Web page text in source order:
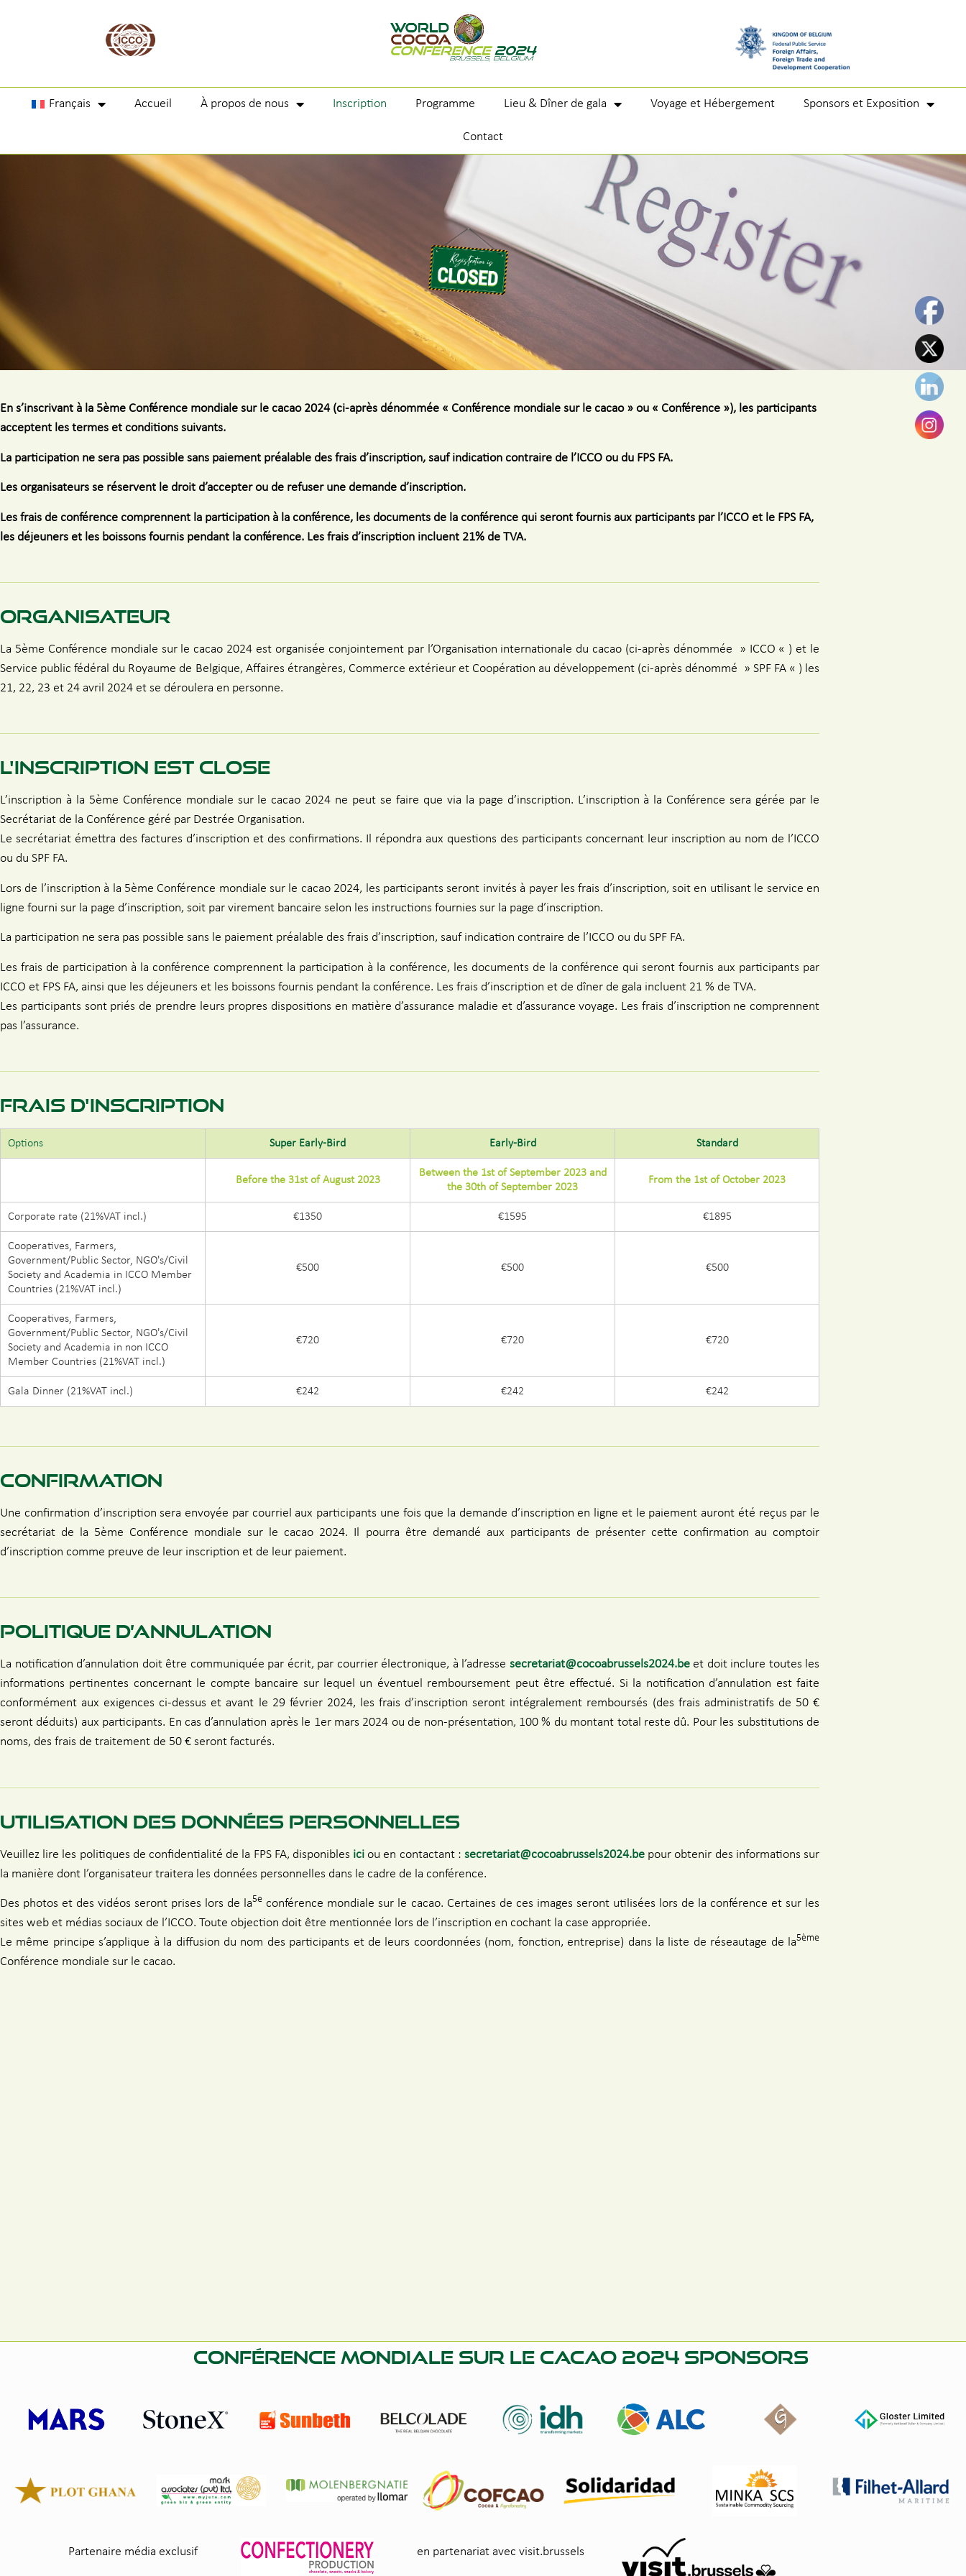
Français Accueil À propos de nous Inscription Programme Lieu & Dîner de gala Voyage et Hébergement Sponsors et Exposition
Contact
En s’inscrivant à la 5ème Conférence mondiale sur le cacao 2024 (ci-après dénommée « Conférence mondiale sur le cacao » ou « Conférence »), les participants
acceptent les termes et conditions suivants.
La participation ne sera pas possible sans paiement préalable des frais d’inscription, sauf indication contraire de l’ICCO ou du FPS FA.
Les organisateurs se réservent le droit d’accepter ou de refuser une demande d’inscription.
Les frais de conférence comprennent la participation à la conférence, les documents de la conférence qui seront fournis aux participants par l’ICCO et le FPS FA,
les déjeuners et les boissons fournis pendant la conférence. Les frais d’inscription incluent 21% de TVA.
ORGANISATEUR
La 5ème Conférence mondiale sur le cacao 2024 est organisée conjointement par l’Organisation internationale du cacao (ci-après dénommée » ICCO « ) et le
Service public fédéral du Royaume de Belgique, Affaires étrangères, Commerce extérieur et Coopération au développement (ci-après dénommé » SPF FA « ) les
21, 22, 23 et 24 avril 2024 et se déroulera en personne.
L'INSCRIPTION EST CLOSE
L’inscription à la 5ème Conférence mondiale sur le cacao 2024 ne peut se faire que via la page d’inscription. L’inscription à la Conférence sera gérée par le
Secrétariat de la Conférence géré par Destrée Organisation.
Le secrétariat émettra des factures d’inscription et des confirmations. Il répondra aux questions des participants concernant leur inscription au nom de l’ICCO
ou du SPF FA.
Lors de l’inscription à la 5ème Conférence mondiale sur le cacao 2024, les participants seront invités à payer les frais d’inscription, soit en utilisant le service en
ligne fourni sur la page d’inscription, soit par virement bancaire selon les instructions fournies sur la page d’inscription.
La participation ne sera pas possible sans le paiement préalable des frais d’inscription, sauf indication contraire de l’ICCO ou du SPF FA.
Les frais de participation à la conférence comprennent la participation à la conférence, les documents de la conférence qui seront fournis aux participants par
ICCO et FPS FA, ainsi que les déjeuners et les boissons fournis pendant la conférence. Les frais d’inscription et de dîner de gala incluent 21 % de TVA.
Les participants sont priés de prendre leurs propres dispositions en matière d’assurance maladie et d’assurance voyage. Les frais d’inscription ne comprennent
pas l’assurance.
FRAIS D'INSCRIPTION
Options Super Early-Bird Early-Bird Standard
Before the 31st of August 2023
Between the 1st of September 2023 and
the 30th of September 2023
From the 1st of October 2023
Corporate rate (21%VAT incl.) €1350 €1595 €1895
Cooperatives, Farmers,
Government/Public Sector, NGO's/Civil
Society and Academia in ICCO Member
Countries (21%VAT incl.)
€500 €500 €500
Cooperatives, Farmers,
Government/Public Sector, NGO's/Civil
Society and Academia in non ICCO
Member Countries (21%VAT incl.)
€720 €720 €720
Gala Dinner (21%VAT incl.) €242 €242 €242
CONFIRMATION
Une confirmation d’inscription sera envoyée par courriel aux participants une fois que la demande d’inscription en ligne et le paiement auront été reçus par le
secrétariat de la 5ème Conférence mondiale sur le cacao 2024. Il pourra être demandé aux participants de présenter cette confirmation au comptoir
d’inscription comme preuve de leur inscription et de leur paiement.
POLITIQUE D’ANNULATION
La notification d’annulation doit être communiquée par écrit, par courrier électronique, à l’adresse secretariat@cocoabrussels2024.beet doit inclure toutes les
informations pertinentes concernant le compte bancaire sur lequel un éventuel remboursement peut être effectué. Si la notification d’annulation est faite
conformément aux exigences ci-dessus et avant le 29 février 2024, les frais d’inscription seront intégralement remboursés (des frais administratifs de 50 €
seront déduits) aux participants. En cas d’annulation après le 1er mars 2024 ou de non-présentation, 100 % du montant total reste dû. Pour les substitutions de
noms, des frais de traitement de 50 € seront facturés.
UTILISATION DES DONNÉES PERSONNELLES
Veuillez lire les politiques de confidentialité de la FPS FA, disponibles ici ou en contactant :secretariat@cocoabrussels2024.be pour obtenir des informations sur
la manière dont l’organisateur traitera les données personnelles dans le cadre de la conférence.
Des photos et des vidéos seront prises lors de la5e conférence mondiale sur le cacao. Certaines de ces images seront utilisées lors de la conférence et sur les
sites web et médias sociaux de l’ICCO. Toute objection doit être mentionnée lors de l’inscription en cochant la case appropriée.
Le même principe s’applique à la diffusion du nom des participants et de leurs coordonnées (nom, fonction, entreprise) dans la liste de réseautage de la5ème
Conférence mondiale sur le cacao.
Conférence mondiale sur le cacao 2024 Sponsors
Partenaire média exclusif en partenariat avec visit.brussels